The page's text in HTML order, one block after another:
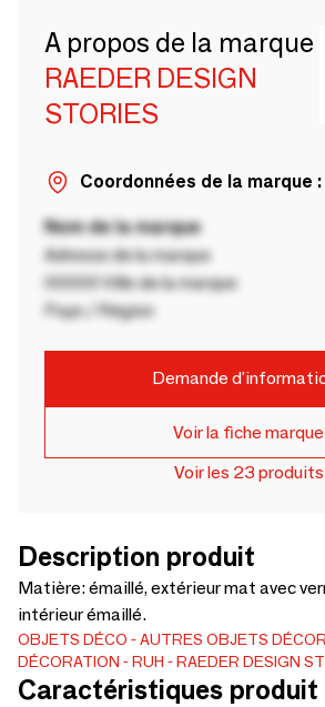
A propos de la marque
RAEDER DESIGN
STORIES
Coordonnées de la marque :
Nom de la marque
Adresse de la marque
00000 Ville de la marque
Pays / Région
Demande
Voir la fiche marque
Voir les 23 produits
Description produit
Matière: émaillé, extérieur mat avec
intérieur émaillé.
OBJETS DÉCO AUTRES OBJETS
DÉCORATION
RUH RAEDER DESIGN
Caractéristiques produit